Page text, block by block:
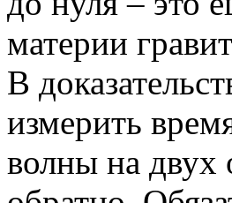
материи
В
измерить
волны на двух